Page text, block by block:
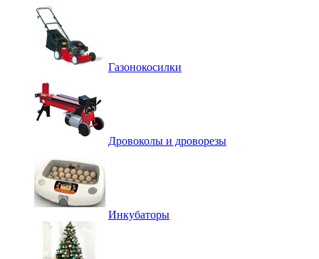
Газонокосилки
Дровоколы и дроворезы
Инкубаторы